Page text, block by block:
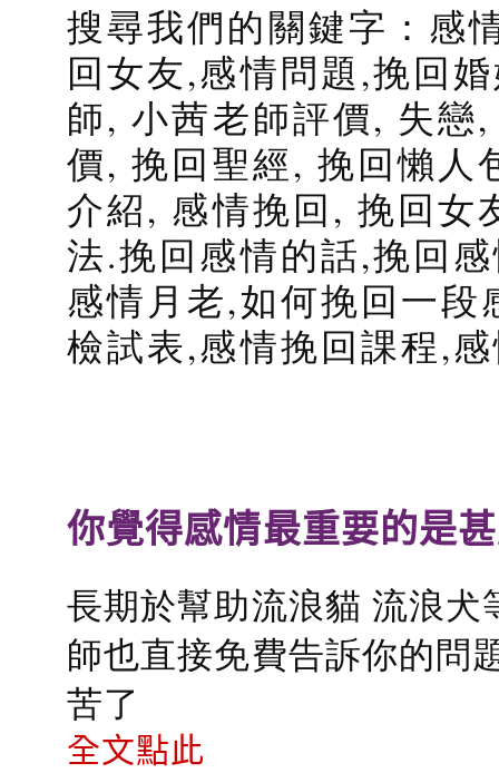
搜尋我們的關鍵字：感
回女友,感情問題,挽回
師, 小茜老師評價, 失戀
價, 挽回聖經, 挽回懶人
介紹, 感情挽回, 挽回女
法.挽回感情的話,挽回
感情月老,如何挽回一
檢試表,感情挽回課程,
你覺得感情最重要的是
長期於幫助流浪貓 流浪
師也直接免費告訴你的問
苦了
全文點此